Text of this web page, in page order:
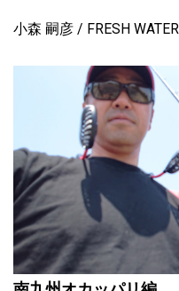
小森 嗣彦 FRESH WATER